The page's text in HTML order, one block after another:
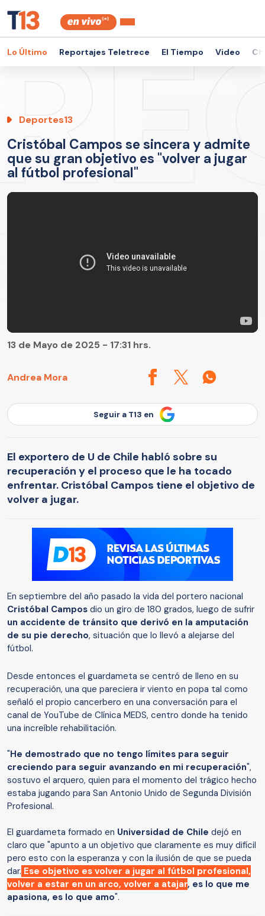
Lo Último Reportajes Teletrece El Tiempo Video
Deportes13
Cristóbal Campos se sincera y admite
que su gran objetivo es "volver a jugar
al fútbol profesional"
Andrea Mora
13 de Mayo de 2025 - 17:31 hrs.
Seguir a T13 en
El exportero de U de Chile habló sobre su
recuperación y el proceso que le ha tocado
enfrentar. Cristóbal Campos tiene el objetivo de
volver a jugar.
En septiembre del año pasado la vida del portero nacional
Cristóbal Campos dio un giro de 180 grados, luego de sufrir
un accidente de tránsito que derivó en la amputación
de su pie derecho, situación que lo llevó a alejarse del
fútbol.
Desde entonces el guardameta se centró de lleno en su
recuperación, una que pareciera ir viento en popa tal como
señaló el propio cancerbero en una conversación para el
canal de YouTube de Clínica MEDS, centro donde ha tenido
una increíble rehabilitación.
"He demostrado que no tengo límites para seguir
creciendo para seguir avanzando en mi recuperación",
sostuvo el arquero, quien para el momento del trágico hecho
estaba jugando para San Antonio Unido de Segunda División
Profesional.
El guardameta formado en Universidad de Chile dejó en
claro que "apunto a un objetivo que claramente es muy difícil
pero esto con la esperanza y con la ilusión de que se pueda
dar. Ese objetivo es volver a jugar al fútbol profesional,
volver a estar en un arco, volver a atajar, es lo que me
apasiona, es lo que amo".